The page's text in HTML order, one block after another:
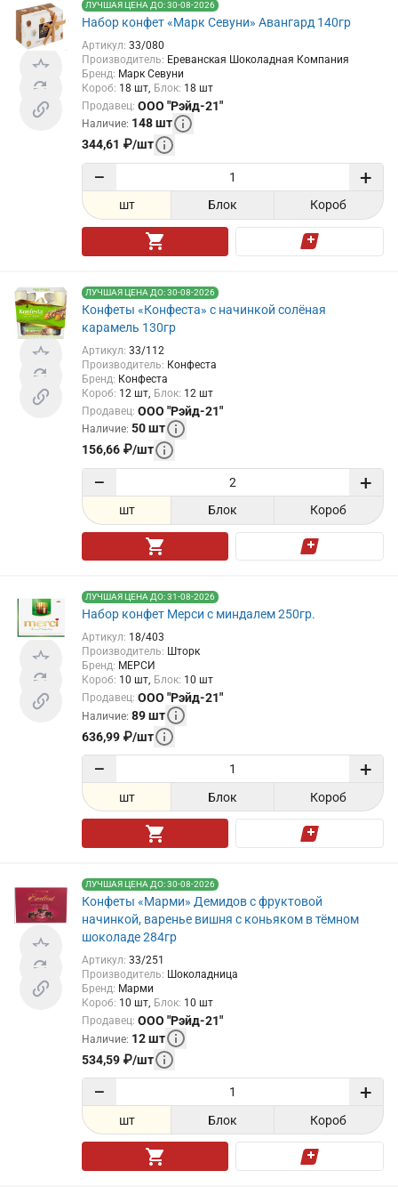
ЛУЧШАЯ ЦЕНА ДО: 30-08-2026
Набор конфет «Марк Севуни» Авангард 140гр
Артикул: 33/080
Производитель: Ереванская Шоколадная Компания
Бренд: Марк Севуни
Короб: 18 шт Блок: 18 шт
Продавец: ООО "Рэйд-21"
Наличие: 148шт
344,61 ₽/шт
− +
шт Блок Короб
ЛУЧШАЯ ЦЕНА ДО: 30-08-2026
Конфеты «Конфеста» с начинкой солёная
карамель 130гр
Артикул: 33/112
Производитель: Конфеста
Бренд: Конфеста
Короб: 12 шт Блок: 12 шт
Продавец: ООО "Рэйд-21"
Наличие: 50шт
156,66 ₽/шт
− +
шт Блок Короб
ЛУЧШАЯ ЦЕНА ДО: 31-08-2026
Набор конфет Мерси с миндалем 250гр.
Артикул: 18/403
Производитель: Шторк
Бренд: МЕРСИ
Короб: 10 шт Блок: 10 шт
Продавец: ООО "Рэйд-21"
Наличие: 89шт
636,99 ₽/шт
− +
шт Блок Короб
ЛУЧШАЯ ЦЕНА ДО: 30-08-2026
Конфеты «Марми» Демидов с фруктовой
начинкой, варенье вишня с коньяком в тёмном
шоколаде 284гр
Артикул: 33/251
Производитель: Шоколадница
Бренд: Марми
Короб: 10 шт Блок: 10 шт
Продавец: ООО "Рэйд-21"
Наличие: 12шт
534,59 ₽/шт
− +
шт Блок Короб